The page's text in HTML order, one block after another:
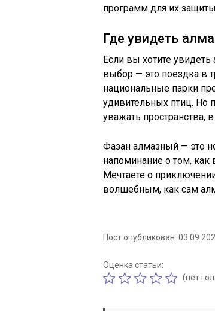
программ для их
Где увидеть
Если вы хотите
выбор — это поездка в
национальные парки
удивительных птиц. Но
уважать пространства,
Фазан алмазный — это
напоминание о том, как
Мечтаете о
волшебным, как сам
Пост опубликован:
Оценка статьи:
(нет